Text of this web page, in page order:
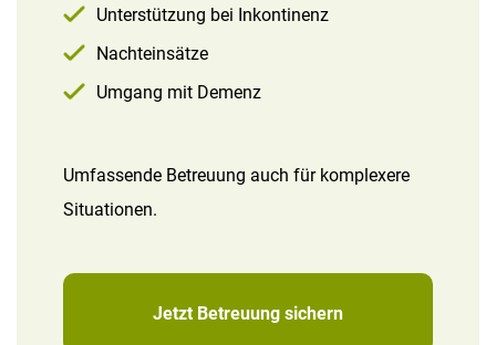
Unterstützung bei Inkontinenz
Nachteinsätze
Umgang mit Demenz
Umfassende Betreuung auch für komplexere
Situationen.
Jetzt Betreuung sichern